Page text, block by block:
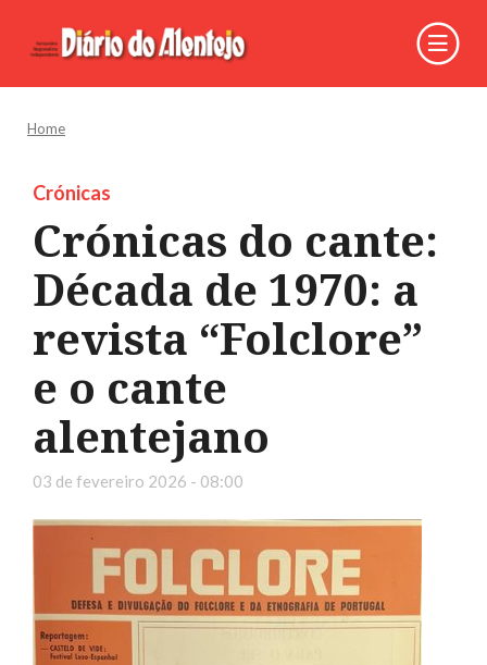
Home
Crónicas
Crónicas do cante:
Década de 1970: a
revista “Folclore”
e o cante
alentejano
03 de fevereiro 2026 - 08:00